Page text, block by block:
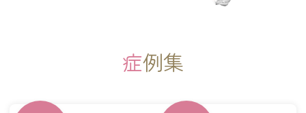
症例集